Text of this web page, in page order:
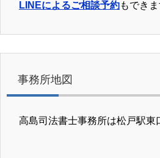
LINEによるご相談予約もできま
事務所地図
高島司法書士事務所は松戸駅東